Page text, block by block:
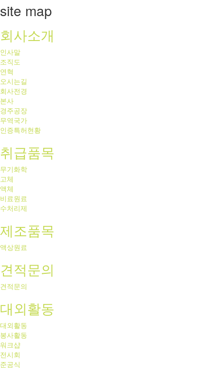
site map
회사소개
인사말
조직도
연혁
오시는길
회사전경
본사
경주공장
무역국가
인증특허현황
취급품목
무기화학
고체
액체
비료원료
수처리제
제조품목
액상원료
견적문의
견적문의
대외활동
대외활동
봉사활동
워크샵
전시회
준공식